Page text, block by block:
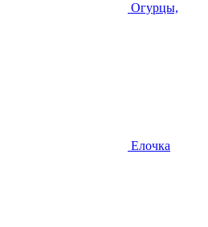
Огурцы,
Елочка